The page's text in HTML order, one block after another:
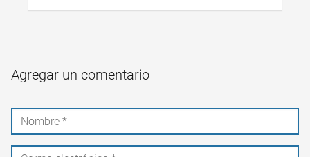
Agregar un comentario